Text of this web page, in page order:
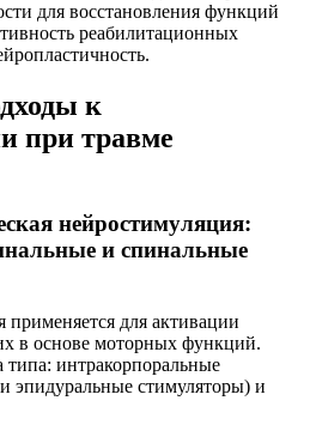
для восстановления функций
реабилитационных
к
при травме
нейростимуляция:
и спинальные
применяется для активации
в основе моторных функций.
типа: интракорпоральные
эпидуральные стимуляторы) и